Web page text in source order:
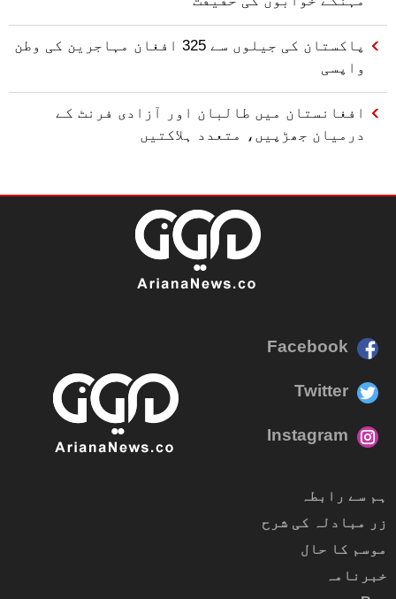
پاکستان کی جیلوں سے 325 افغان مہاجرین کی وطن
واپسی
افغانستان میں طالبان اور آزادی فرنٹ کے
درمیان جھڑپیں، متعدد ہلاکتیں
Facebook
Twitter
Instagram
ہم سے رابطہ
زر مبادلہ کی شرح
موسم کا حال
خبرنامہ